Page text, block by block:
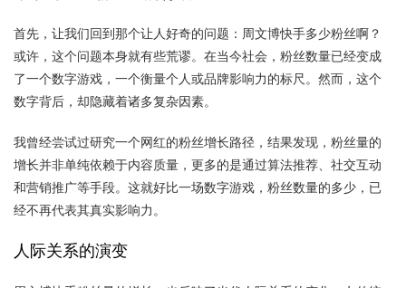
首先，让我们回到那个让人好奇的问题：周文博快手多少粉丝啊？
或许，这个问题本身就有些荒谬。在当今社会，粉丝数量已经变成
了一个数字游戏，一个衡量个人或品牌影响力的标尺。然而，这个
数字背后，却隐藏着诸多复杂因素。
我曾经尝试过研究一个网红的粉丝增长路径，结果发现，粉丝量的
增长并非单纯依赖于内容质量，更多的是通过算法推荐、社交互动
和营销推广等手段。这就好比一场数字游戏，粉丝数量的多少，已
经不再代表其真实影响力。
人际关系的演变